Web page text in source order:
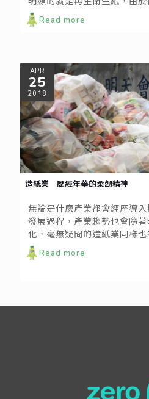
因此民眾對於它到底衛不衛生
疑慮，且多半認為它好像不夠
用上的衛生安全嗎？不僅如
生紙是否真的對環境友善，
重新處理，那麼還有辦法減
Read more
APR
25
2018
造紙業 歷經年華的柔韌精神
無論是什麼產業都會經歷導
發展過程，產業趨勢也會隨
化，毫無疑問的造紙業同樣
灣造紙業已逐漸邁入成熟期，
的造紙廠到下游的消費端，整
Read more